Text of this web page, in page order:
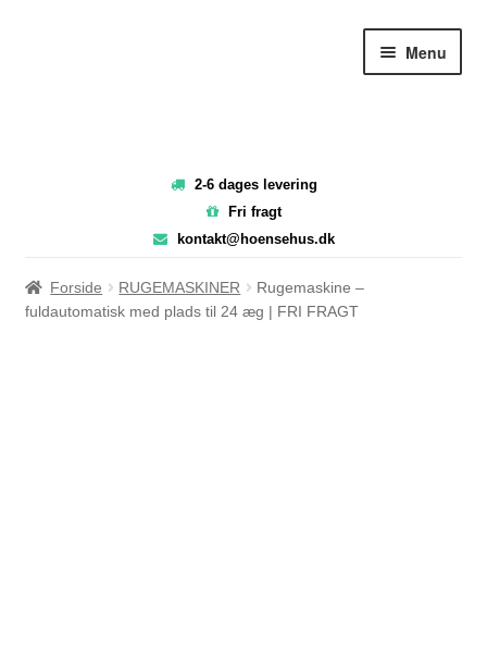
Menu
2-6 dages levering
Fri fragt
kontakt@hoensehus.dk
Forside RUGEMASKINER
Rugemaskine –
fuldautomatisk med plads til 24 æg | FRI FRAGT